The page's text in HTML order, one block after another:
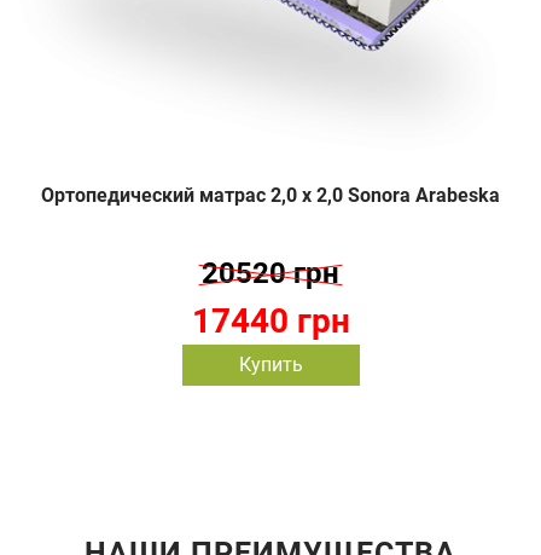
Ортопедический матрас 2,0 х 2,0 Sonora Arabeska
17440 грн
20520 грн
Купить